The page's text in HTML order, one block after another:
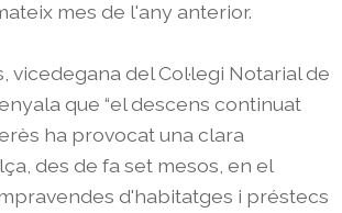
mes de l'any anterior.
vicedegana del Col·legi Notarial de
que “el descens continuat
ha provocat una clara
des de fa set mesos, en el
d'habitatges i préstecs